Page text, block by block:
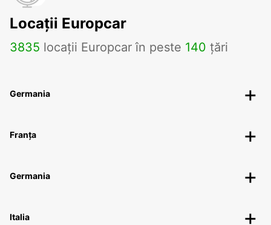
Locații Europcar
3835 locații Europcar în peste 140 țări
Germania
Franța
Germania
Italia